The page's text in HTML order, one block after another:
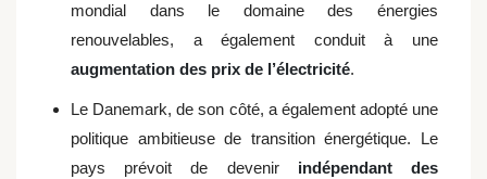
mondial dans le domaine des énergies
renouvelables, a également conduit à une
augmentation des prix de l’électricité.
Le Danemark, de son côté, a également adopté une
politique ambitieuse de transition énergétique. Le
pays prévoit de devenir indépendant des